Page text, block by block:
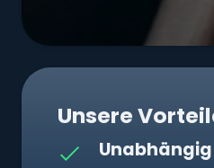
Unsere
Unabhängig